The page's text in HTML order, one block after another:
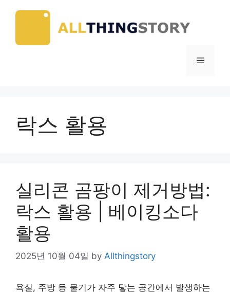
Menu
락스 활용
실리콘 곰팡이 제거방법:
락스 활용 | 베이킹소다
활용
2025년 10월 04일 by Allthingstory
욕실, 주방 등 물기가 자주 닿는 공간에서 발생하는